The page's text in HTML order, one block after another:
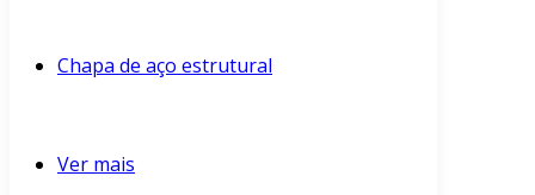
Chapa de aço estrutural
Ver mais